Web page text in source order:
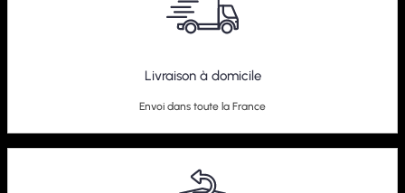
Livraison à domicile
Envoi dans toute la France